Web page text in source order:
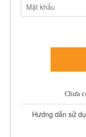
Chưa
Hướng dẫn sử